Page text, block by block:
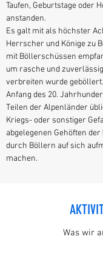
Taufen, Geburtstage oder
anstanden.
Es galt mit als höchster
Herrscher und Könige zu
mit Böllerschüssen
um rasche und
verbreiten wurde
Anfang des 20.
Teilen der Alpenländer
Kriegs- oder sonstiger
abgelegenen Gehöften
durch Böllern auf sich
machen.
Was wir